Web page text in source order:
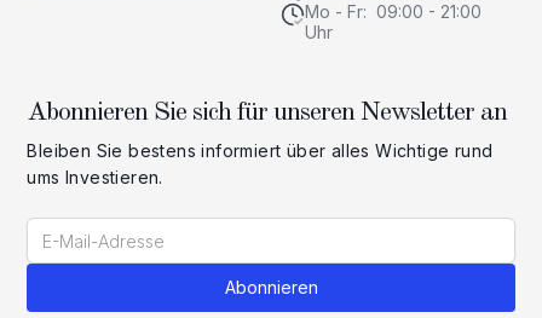
Mo - Fr: 09:00 - 21:00
Uhr
Abonnieren Sie sich für unseren Newsletter an
Bleiben Sie bestens informiert über alles Wichtige rund
ums Investieren.